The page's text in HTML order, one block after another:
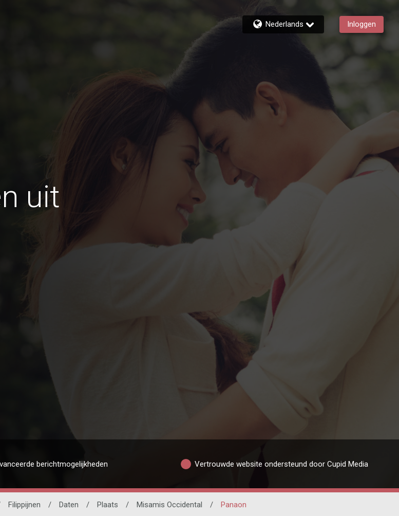
Nederlands Inloggen
uit
berichtmogelijkheden Vertrouwde website ondersteund door Cupid Media
Filippijnen / Daten / Plaats / Misamis Occidental / Panaon